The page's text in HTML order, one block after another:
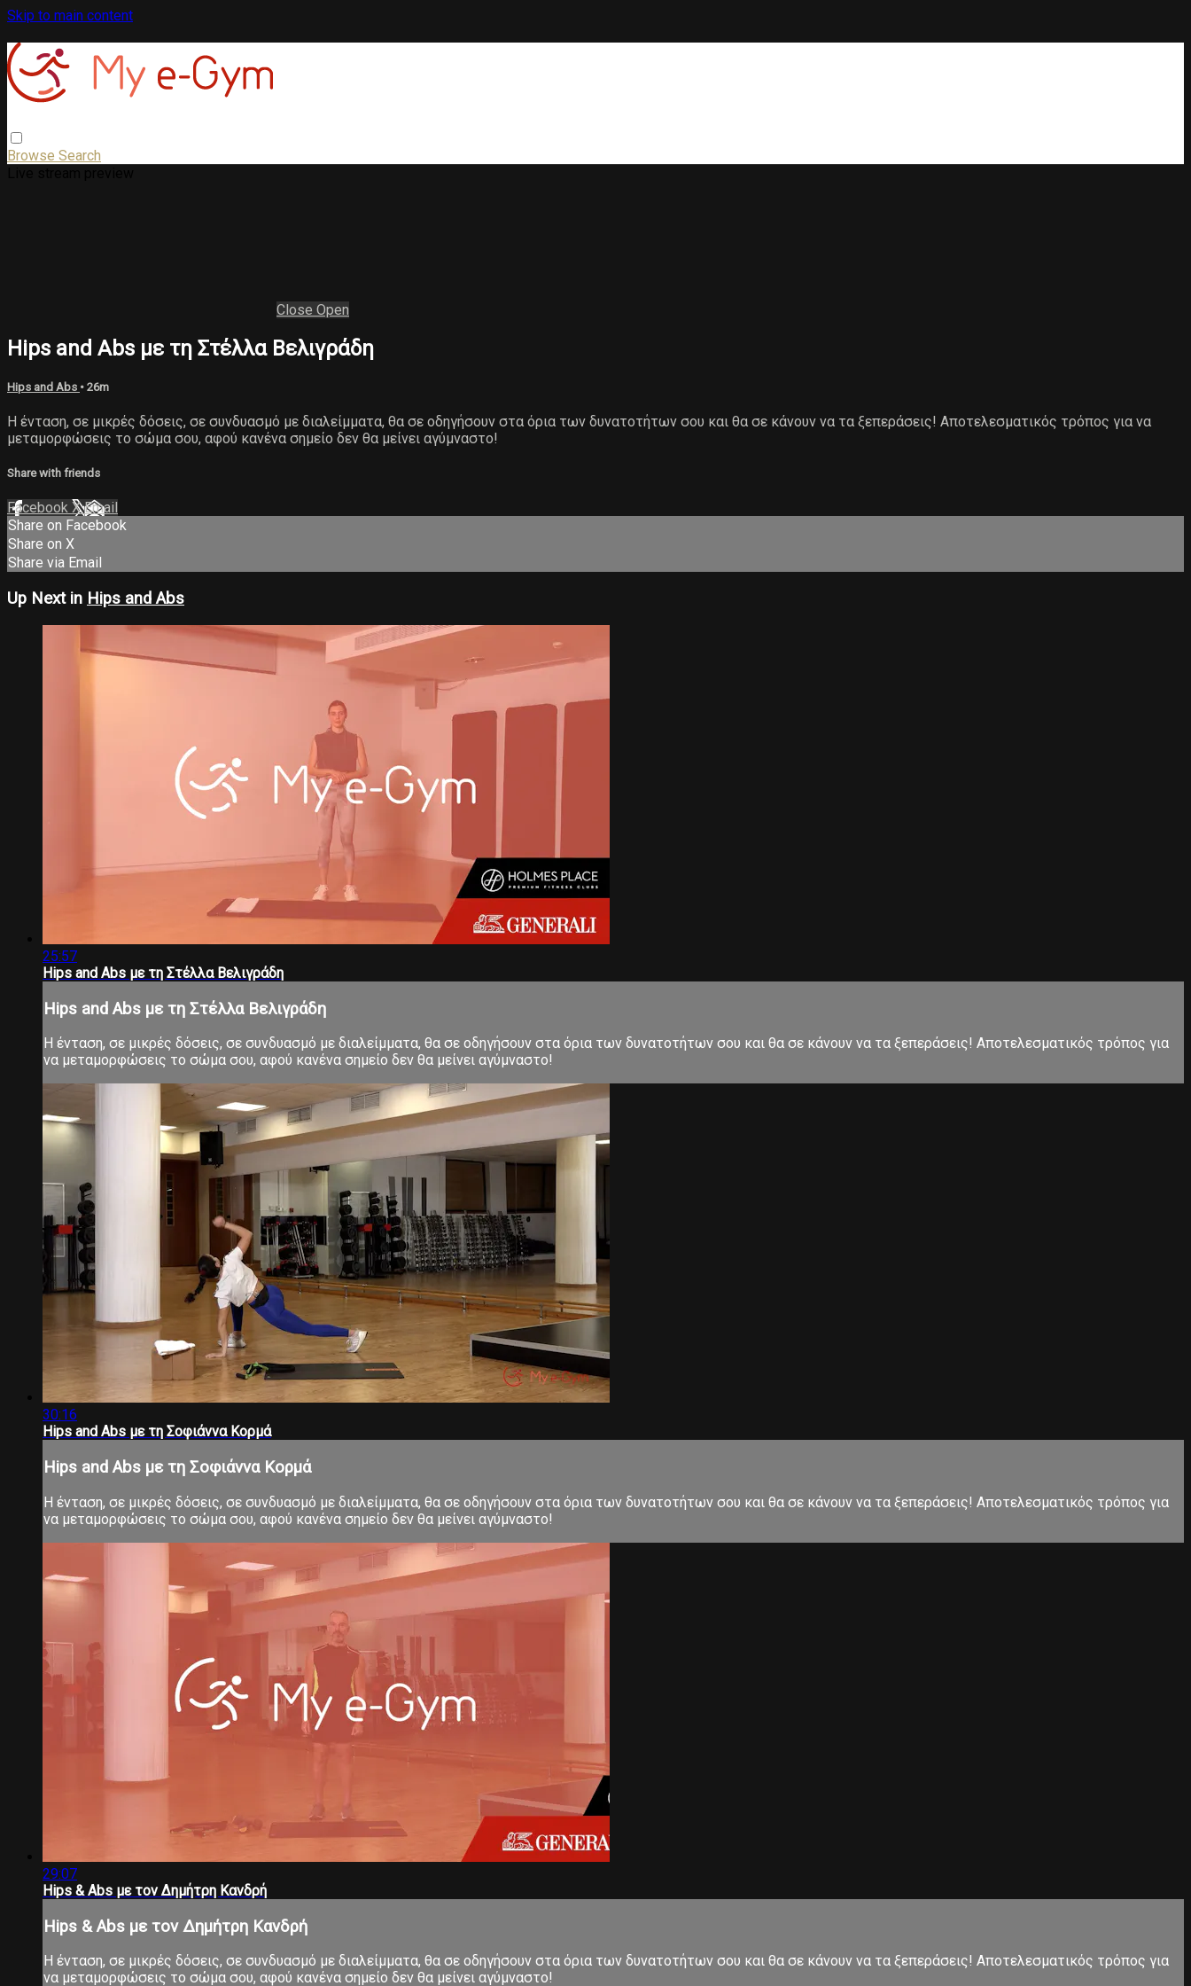
Skip to main content
Browse Search
Close Open
Hips and Abs με τη Στέλλα Βελιγράδη
Hips and Abs • 26m
Η ένταση, σε μικρές δόσεις, σε συνδυασμό με διαλείμματα, θα σε οδηγήσουν στα όρια των δυνατοτήτων σου και θα σε κάνουν να τα ξεπεράσεις! Αποτελεσματικός τρόπος για να
μεταμορφώσεις το σώμα σου, αφού κανένα σημείο δεν θα μείνει αγύμναστο!
Share with friends
Facebook XEmail
Share on Facebook
Share on X
Share via Email
Up Next in Hips and Abs
25:57
Hips and Abs με τη Στέλλα Βελιγράδη
Hips and Abs με τη Στέλλα Βελιγράδη
Η ένταση, σε μικρές δόσεις, σε συνδυασμό με διαλείμματα, θα σε οδηγήσουν στα όρια των δυνατοτήτων σου και θα σε κάνουν να τα ξεπεράσεις! Αποτελεσματικός τρόπος για
να μεταμορφώσεις το σώμα σου, αφού κανένα σημείο δεν θα μείνει αγύμναστο!
30:16
Hips and Abs με τη Σοφιάννα Κορμά
Hips and Abs με τη Σοφιάννα Κορμά
Η ένταση, σε μικρές δόσεις, σε συνδυασμό με διαλείμματα, θα σε οδηγήσουν στα όρια των δυνατοτήτων σου και θα σε κάνουν να τα ξεπεράσεις! Αποτελεσματικός τρόπος για
να μεταμορφώσεις το σώμα σου, αφού κανένα σημείο δεν θα μείνει αγύμναστο!
29:07
Hips & Abs με τον Δημήτρη Κανδρή
Hips & Abs με τον Δημήτρη Κανδρή
Η ένταση, σε μικρές δόσεις, σε συνδυασμό με διαλείμματα, θα σε οδηγήσουν στα όρια των δυνατοτήτων σου και θα σε κάνουν να τα ξεπεράσεις! Αποτελεσματικός τρόπος για
να μεταμορφώσεις το σώμα σου, αφού κανένα σημείο δεν θα μείνει αγύμναστο!